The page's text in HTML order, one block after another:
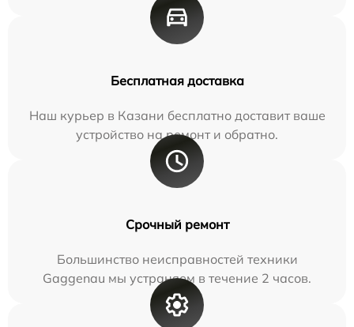
Бесплатная доставка
Наш курьер в Казани бесплатно доставит ваше
устройство на ремонт и обратно.
Срочный ремонт
Большинство неисправностей техники
Gaggenau мы устраняем в течение 2 часов.